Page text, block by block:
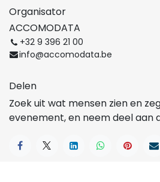
Organisator
ACCOMODATA
+32 9 396 21 00
info@accomodata.be
Delen
Zoek uit wat mensen zien en
evenement, en neem deel aan